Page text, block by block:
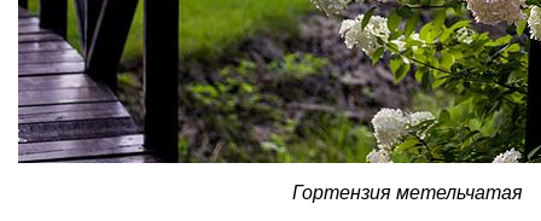
Гортензия метельчатая